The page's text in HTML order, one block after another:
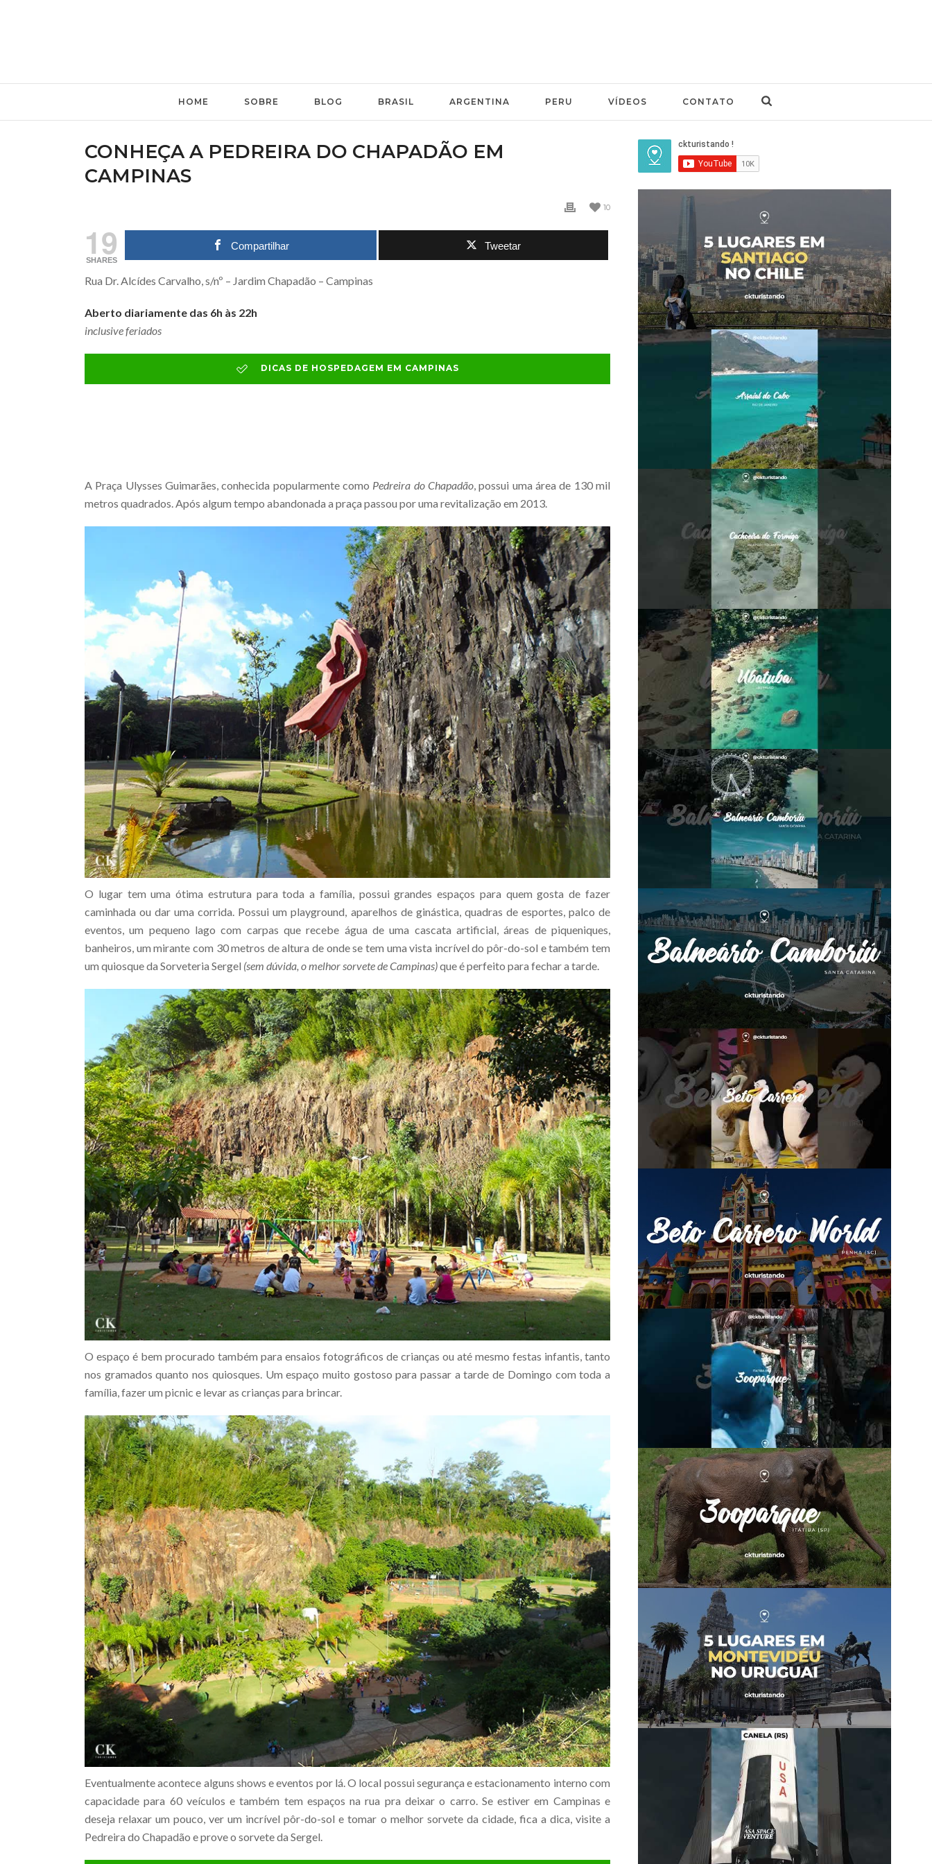
HOME SOBRE BLOG BRASIL ARGENTINA PERU VÍDEOS CONTATO
CONHEÇA A PEDREIRA DO CHAPADÃO EM
CAMPINAS
10
19
SHARES
Compartilhar Tweetar
Rua Dr. Alcídes Carvalho, s/nº – Jardim Chapadão – Campinas
Aberto diariamente das 6h às 22h
inclusive feriados
DICAS DE HOSPEDAGEM EM CAMPINAS
A Praça Ulysses Guimarães, conhecida popularmente como Pedreira do Chapadão, possui uma área de 130 mil
metros quadrados. Após algum tempo abandonada a praça passou por uma revitalização em 2013.
O lugar tem uma ótima estrutura para toda a família, possui grandes espaços para quem gosta de fazer
caminhada ou dar uma corrida. Possui um playground, aparelhos de ginástica, quadras de esportes, palco de
eventos, um pequeno lago com carpas que recebe água de uma cascata artificial, áreas de piqueniques,
banheiros, um mirante com 30 metros de altura de onde se tem uma vista incrível do pôr-do-sol e também tem
um quiosque da Sorveteria Sergel (sem dúvida, o melhor sorvete de Campinas)que é perfeito para fechar a tarde.
O espaço é bem procurado também para ensaios fotográficos de crianças ou até mesmo festas infantis, tanto
nos gramados quanto nos quiosques. Um espaço muito gostoso para passar a tarde de Domingo com toda a
família, fazer um picnic e levar as crianças para brincar.
Eventualmente acontece alguns shows e eventos por lá. O local possui segurança e estacionamento interno com
capacidade para 60 veículos e também tem espaços na rua pra deixar o carro. Se estiver em Campinas e
deseja relaxar um pouco, ver um incrível pôr-do-sol e tomar o melhor sorvete da cidade, fica a dica, visite a
Pedreira do Chapadão e prove o sorvete da Sergel.